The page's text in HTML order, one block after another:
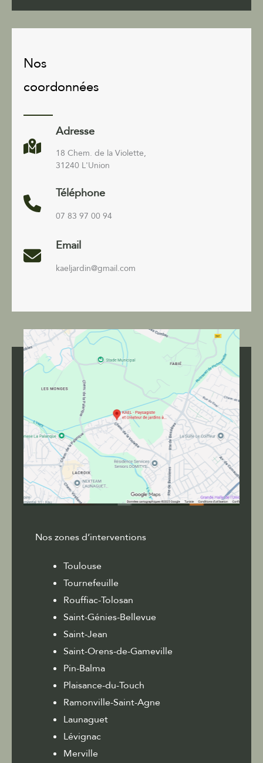
Nos
coordonnées
Adresse
18 Chem. de la Violette,
31240 L'Union
Téléphone
07 83 97 00 94
Email
kaeljardin@gmail.com
Nos zones d’interventions
Toulouse
Tournefeuille
Rouffiac-Tolosan
Saint-Génies-Bellevue
Saint-Jean
Saint-Orens-de-Gameville
Pin-Balma
Plaisance-du-Touch
Ramonville-Saint-Agne
Launaguet
Lévignac
Merville